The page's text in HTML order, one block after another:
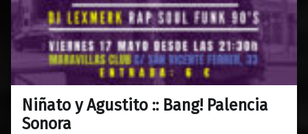
Niñato y Agustito :: Bang! Palencia
Sonora
07/05/2019
0
Maravillas